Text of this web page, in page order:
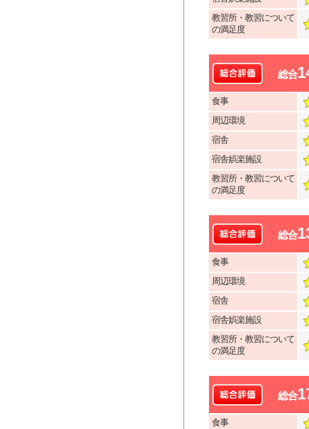
教習所・教習について
の満足度
総合
食事
周辺環境
宿舎
宿舎娯楽施設
教習所・教習について
の満足度
総合
食事
周辺環境
宿舎
宿舎娯楽施設
教習所・教習について
の満足度
総合
食事